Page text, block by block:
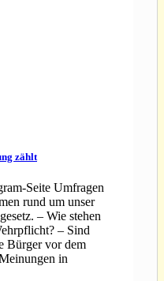
zählt
Seite Umfragen
rund um unser
– Wie stehen
– Sind
Bürger vor dem
in